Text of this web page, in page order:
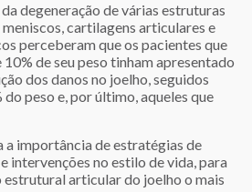
degeneração de várias estruturas
cartilagens articulares e
perceberam que os pacientes que
de seu peso tinham apresentado
dos danos no joelho, seguidos
peso e, por último, aqueles que
importância de estratégias de
intervenções no estilo de vida, para
estrutural articular do joelho o mais